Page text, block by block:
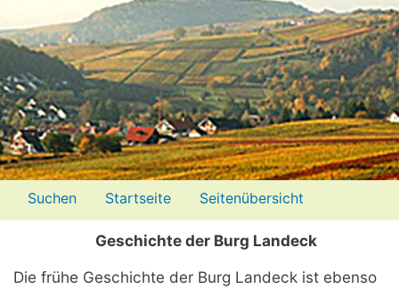
Menü2
Suchen Startseite
Seitenübersicht
Impressum
Datenschutzerklärung
Geschichte der Burg Landeck
Die frühe Geschichte der Burg Landeck ist ebenso